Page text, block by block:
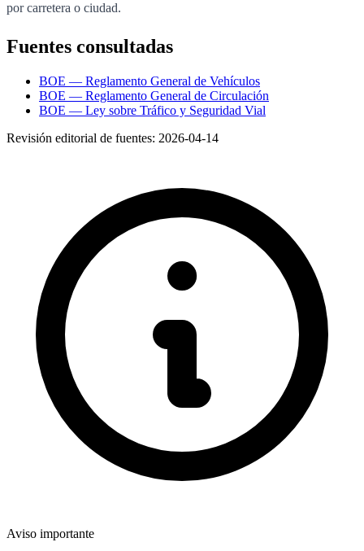
por carretera o ciudad.
Fuentes consultadas
BOE — Reglamento General de Vehículos
BOE — Reglamento General de Circulación
BOE — Ley sobre Tráfico y Seguridad Vial
Revisión editorial de fuentes: 2026-04-14
Aviso importante